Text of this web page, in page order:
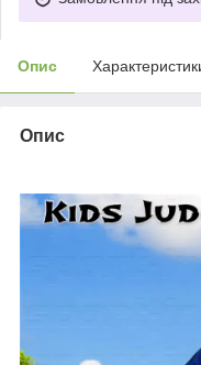
Опис
Опис